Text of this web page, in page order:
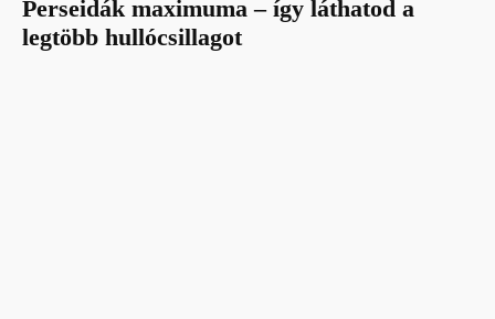
Perseidák maximuma – így láthatod a
legtöbb hullócsillagot